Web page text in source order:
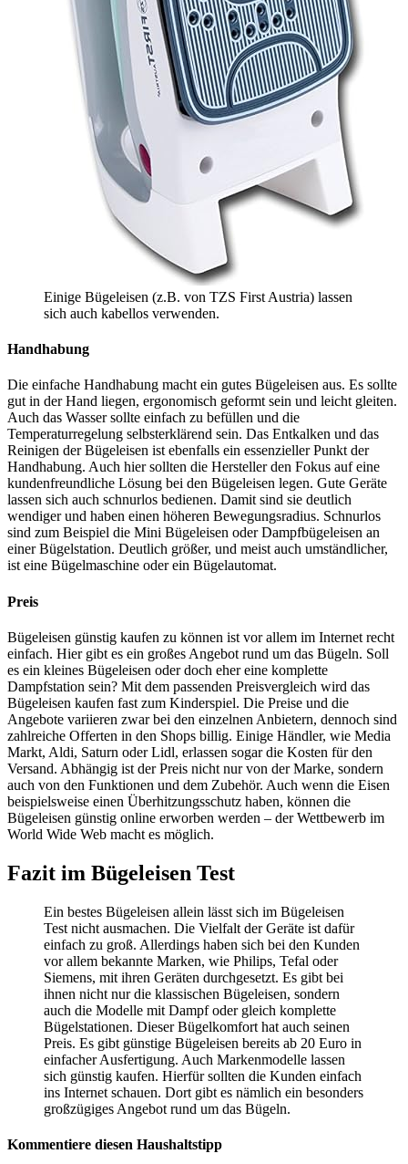
Einige Bügeleisen (z.B. von TZS First Austria) lassen
sich auch kabellos verwenden.
Handhabung
Die einfache Handhabung macht ein gutes Bügeleisen aus. Es sollte
gut in der Hand liegen, ergonomisch geformt sein und leicht gleiten.
Auch das Wasser sollte einfach zu befüllen und die
Temperaturregelung selbsterklärend sein. Das Entkalken und das
Reinigen der Bügeleisen ist ebenfalls ein essenzieller Punkt der
Handhabung. Auch hier sollten die Hersteller den Fokus auf eine
kundenfreundliche Lösung bei den Bügeleisen legen. Gute Geräte
lassen sich auch schnurlos bedienen. Damit sind sie deutlich
wendiger und haben einen höheren Bewegungsradius. Schnurlos
sind zum Beispiel die Mini Bügeleisen oder Dampfbügeleisen an
einer Bügelstation. Deutlich größer, und meist auch umständlicher,
ist eine Bügelmaschine oder ein Bügelautomat.
Preis
Bügeleisen günstig kaufen zu können ist vor allem im Internet recht
einfach. Hier gibt es ein großes Angebot rund um das Bügeln. Soll
es ein kleines Bügeleisen oder doch eher eine komplette
Dampfstation sein? Mit dem passenden Preisvergleich wird das
Bügeleisen kaufen fast zum Kinderspiel. Die Preise und die
Angebote variieren zwar bei den einzelnen Anbietern, dennoch sind
zahlreiche Offerten in den Shops billig. Einige Händler, wie Media
Markt, Aldi, Saturn oder Lidl, erlassen sogar die Kosten für den
Versand. Abhängig ist der Preis nicht nur von der Marke, sondern
auch von den Funktionen und dem Zubehör. Auch wenn die Eisen
beispielsweise einen Überhitzungsschutz haben, können die
Bügeleisen günstig online erworben werden – der Wettbewerb im
World Wide Web macht es möglich.
Fazit im Bügeleisen Test
Ein bestes Bügeleisen allein lässt sich im Bügeleisen
Test nicht ausmachen. Die Vielfalt der Geräte ist dafür
einfach zu groß. Allerdings haben sich bei den Kunden
vor allem bekannte Marken, wie Philips, Tefal oder
Siemens, mit ihren Geräten durchgesetzt. Es gibt bei
ihnen nicht nur die klassischen Bügeleisen, sondern
auch die Modelle mit Dampf oder gleich komplette
Bügelstationen. Dieser Bügelkomfort hat auch seinen
Preis. Es gibt günstige Bügeleisen bereits ab 20 Euro in
einfacher Ausfertigung. Auch Markenmodelle lassen
sich günstig kaufen. Hierfür sollten die Kunden einfach
ins Internet schauen. Dort gibt es nämlich ein besonders
großzügiges Angebot rund um das Bügeln.
Kommentiere diesen Haushaltstipp